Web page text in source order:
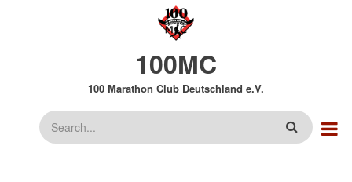
100MC
100 Marathon Club Deutschland e.V.
Suche